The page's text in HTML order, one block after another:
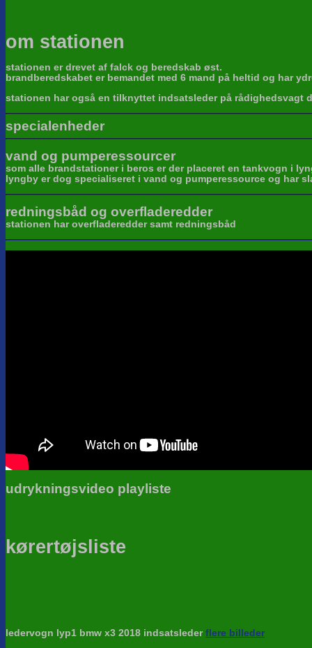
om stationen
stationen er drevet af falck og beredskab øst.
brandberedskabet er bemandet med 6 mand på heltid og har
stationen har også en tilknyttet indsatsleder på rådighedsvagt
specialenheder
vand og pumperessourcer
som alle brandstationer i beros er der placeret en tankvogn i
lyngby er dog specialiseret i vand og pumperessource og har
redningsbåd og overfladeredder
stationen har overfladeredder samt redningsbåd
udrykningsvideo playliste
kørertøjsliste
ledervogn lyp1 bmw x3 2018 indsatslederflere billeder